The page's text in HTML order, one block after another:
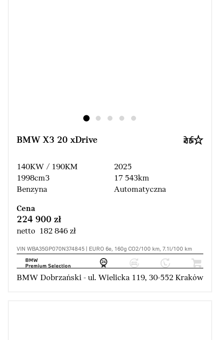
BMW X3 20 xDrive
140KW / 190KM
1998cm3
Benzyna
2025
17 543km
Automatyczna
Cena
224 900 zł
netto 182 846 zł
VIN WBA35GP070N374845 | EURO 6e, 160g CO2/100 km, 7.1l/100 km
BMW Dobrzański - ul. Wielicka 119, 30-552 Kraków